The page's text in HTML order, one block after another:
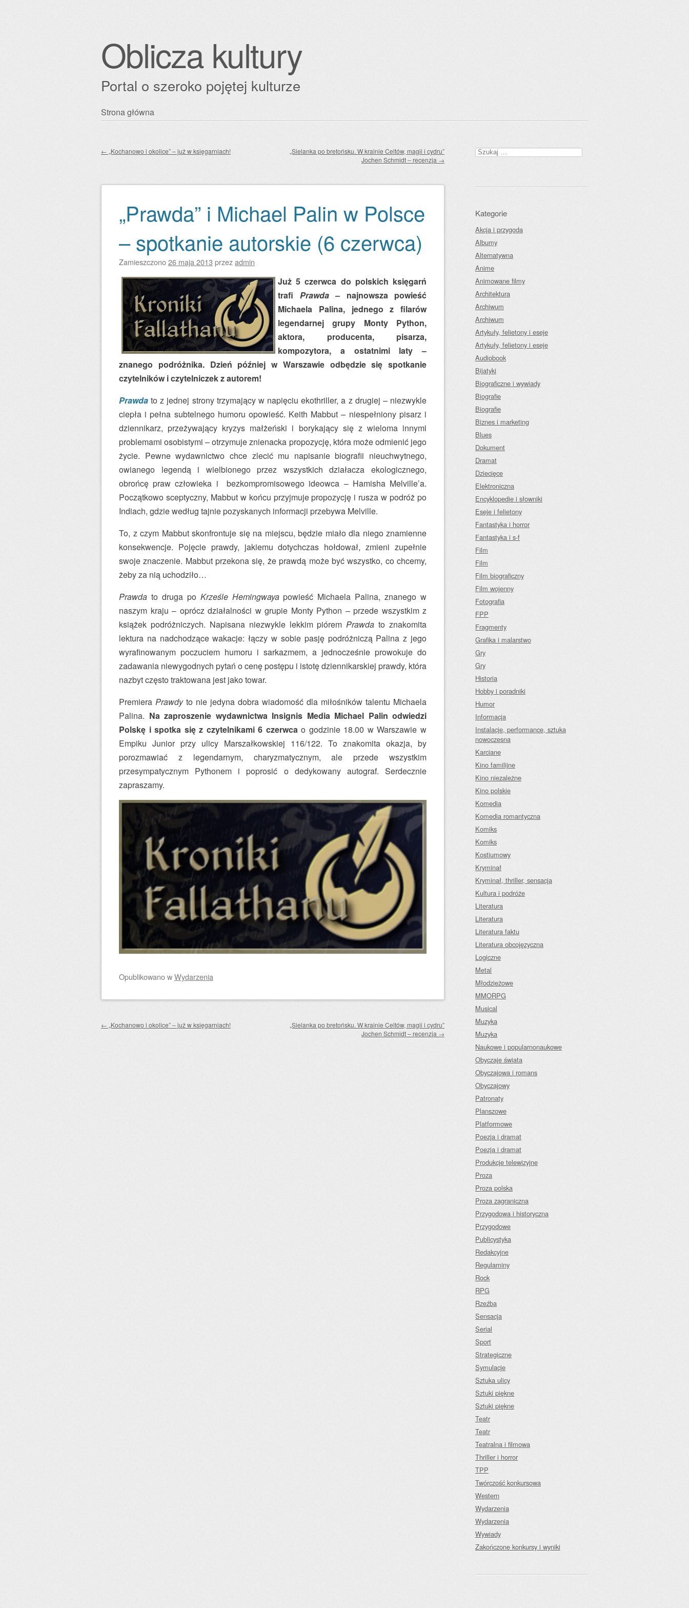
Oblicza kultury
Portal o szeroko pojętej kulturze
Przejdź
Strona główna
← „Kochanowo i okolice” – już w księgarniach!
„Sielanka po bretońsku. W krainie Celtów, magii i cydru”
Jochen Schmidt – recenzja →
„Prawda” i Michael Palin w Polsce
– spotkanie autorskie (6 czerwca)
Zamieszczono26 maja 2013 przezadmin
Już 5 czerwca do polskich księgarń
trafi Prawda– najnowsza powieść
Michaela Palina, jednego z filarów
legendarnej grupy Monty Python,
aktora, producenta, pisarza,
kompozytora, a ostatnimi laty –
znanego podróżnika. Dzień później w Warszawie odbędzie się spotkanie
czytelników i czytelniczek z autorem!
Prawdato z jednej strony trzymający w napięciu ekothriller, a z drugiej – niezwykle
ciepła i pełna subtelnego humoru opowieść. Keith Mabbut – niespełniony pisarz i
dziennikarz, przeżywający kryzys małżeński i borykający się z wieloma innymi
problemami osobistymi – otrzymuje znienacka propozycję, która może odmienić jego
życie. Pewne wydawnictwo chce zlecić mu napisanie biografii nieuchwytnego,
owianego legendą i wielbionego przez wszystkich działacza ekologicznego,
obrońcę praw człowieka i bezkompromisowego ideowca – Hamisha Melville’a.
Początkowo sceptyczny, Mabbut w końcu przyjmuje propozycję i rusza w podróż po
Indiach, gdzie według tajnie pozyskanych informacji przebywa Melville.
To, z czym Mabbut skonfrontuje się na miejscu, będzie miało dla niego znamienne
konsekwencje. Pojęcie prawdy, jakiemu dotychczas hołdował, zmieni zupełnie
swoje znaczenie. Mabbut przekona się, że prawdą może być wszystko, co chcemy,
żeby za nią uchodziło…
Prawda to druga po Krześle Hemingwayapowieść Michaela Palina, znanego w
naszym kraju – oprócz działalności w grupie Monty Python – przede wszystkim z
książek podróżniczych. Napisana niezwykle lekkim pióremPrawda to znakomita
lektura na nadchodzące wakacje: łączy w sobie pasję podróżniczą Palina z jego
wyrafinowanym poczuciem humoru i sarkazmem, a jednocześnie prowokuje do
zadawania niewygodnych pytań o cenę postępu i istotę dziennikarskiej prawdy, która
nazbyt często traktowana jest jako towar.
Premiera Prawdyto nie jedyna dobra wiadomość dla miłośników talentu Michaela
Palina. Na zaproszenie wydawnictwa Insignis Media Michael Palin odwiedzi
Polskę i spotka się z czytelnikami 6 czerwcao godzinie 18.00 w Warszawie w
Empiku Junior przy ulicy Marszałkowskiej 116/122. To znakomita okazja, by
porozmawiać z legendarnym, charyzmatycznym, ale przede wszystkim
przesympatycznym Pythonem i poprosić o dedykowany autograf. Serdecznie
zapraszamy.
OpublikowanowWydarzenia
Zobacz wpisy
← „Kochanowo i okolice” – już w księgarniach!
„Sielanka po bretońsku. W krainie Celtów, magii i cydru”
Jochen Schmidt – recenzja →
Szukaj:
Kategorie
Akcja i przygoda
Albumy
Alternatywna
Anime
Animowane filmy
Architektura
Archiwum
Archiwum
Artykuły, felietony i eseje
Artykuły, felietony i eseje
Audiobook
Bijatyki
Biograficzne i wywiady
Biografie
Biografie
Biznes i marketing
Blues
Dokument
Dramat
Dziecięce
Elektroniczna
Encyklopedie i słowniki
Eseje i felietony
Fantastyka i horror
Fantastyka i s-f
Film
Film
Film biograficzny
Film wojenny
Fotografia
FPP
Fragmenty
Grafika i malarstwo
Gry
Gry
Historia
Hobby i poradniki
Humor
Informacja
Instalacje, performance, sztuka
nowoczesna
Karciane
Kino familijne
Kino niezależne
Kino polskie
Komedia
Komedia romantyczna
Komiks
Komiks
Kostiumowy
Kryminał
Kryminał, thriller, sensacja
Kultura i podróże
Literatura
Literatura
Literatura faktu
Literatura obcojęzyczna
Logiczne
Metal
Młodzieżowe
MMORPG
Musical
Muzyka
Muzyka
Naukowe i popularnonaukowe
Obyczaje świata
Obyczajowa i romans
Obyczajowy
Patronaty
Planszowe
Platformowe
Poezja i dramat
Poezja i dramat
Produkcje telewizyjne
Proza
Proza polska
Proza zagraniczna
Przygodowa i historyczna
Przygodowe
Publicystyka
Redakcyjne
Regulaminy
Rock
RPG
Rzeźba
Sensacja
Serial
Sport
Strategiczne
Symulacje
Sztuka ulicy
Sztuki piękne
Sztuki piękne
Teatr
Teatr
Teatralna i filmowa
Thriller i horror
TPP
Twórczość konkursowa
Western
Wydarzenia
Wydarzenia
Wywiady
Zakończone konkursy i wyniki